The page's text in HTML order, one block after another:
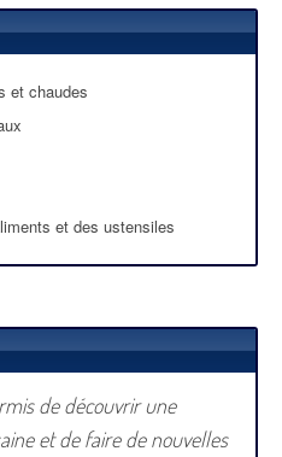
et chaudes
et des ustensiles
de découvrir une
et de faire de nouvelles